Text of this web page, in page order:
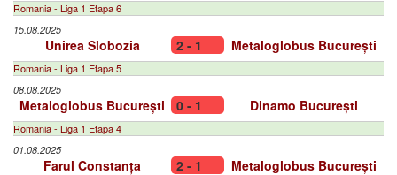
Romania - Liga 1 Etapa 6
15.08.2025
Unirea Slobozia 2 - 1 Metaloglobus București
Romania - Liga 1 Etapa 5
08.08.2025
Metaloglobus București 0 - 1 Dinamo București
Romania - Liga 1 Etapa 4
01.08.2025
Farul Constanța 2 - 1 Metaloglobus București